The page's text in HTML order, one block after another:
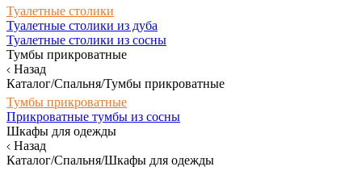
Туалетные столики
Туалетные столики из дуба
Туалетные столики из сосны
Тумбы прикроватные
Назад
Каталог/Спальня/Тумбы прикроватные
Тумбы прикроватные
Прикроватные тумбы из сосны
Шкафы для одежды
Назад
Каталог/Спальня/Шкафы для одежды